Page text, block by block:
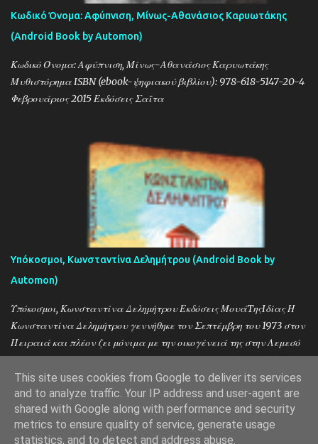
Κωδικό Όνομα: Αφύπνιση, Μίνως-Αθανάσιος Καρυωτάκης
(Android Book by Automon)
Κωδικό Όνομα: Αφύπνιση, Μίνως-Αθανάσιος Καρυωτάκης
Μυθιστόρημα ISBN (ebook-ψηφιακού βιβλίου): 978-618-5147-20-4
Φεβρουάριος 2015 Εκδόσεις Σαΐτα
Υπόκοσμοι, Κωνσταντίνα Δελημήτρου (Android Book by
Automon)
Υπόκοσμοι, Κωνσταντίνα Δελημήτρου Εκδόσεις ΜουάTηςIδίας Η
Κωνσταντίνα Δελημήτρου γεννήθηκε τον Σεπτέμβρη του 1973 στον
Πειραιά και πλέον ζει μόνιμα με την οικογένειά της στην Λεμεσό
της Κύπρου. Η συγγραφική της πορεία, ξεκίνησε τον Μάϊο του
2005 με το διάσημο πλέον ελληνικό μπλογκ “Ψιλικατζού” στο οποίο
έγραφε τις καθημερινές ιστορίες από το ψιλικατζίδικό της στην
Νίκαια.
Από το Blogger
This site uses cookies from Google to deliver its services
and to analyze traffic. Your IP address and user-agent are
shared with Google along with performance and security
metrics to ensure quality of service, generate usage
statistics, and to detect and address abuse.